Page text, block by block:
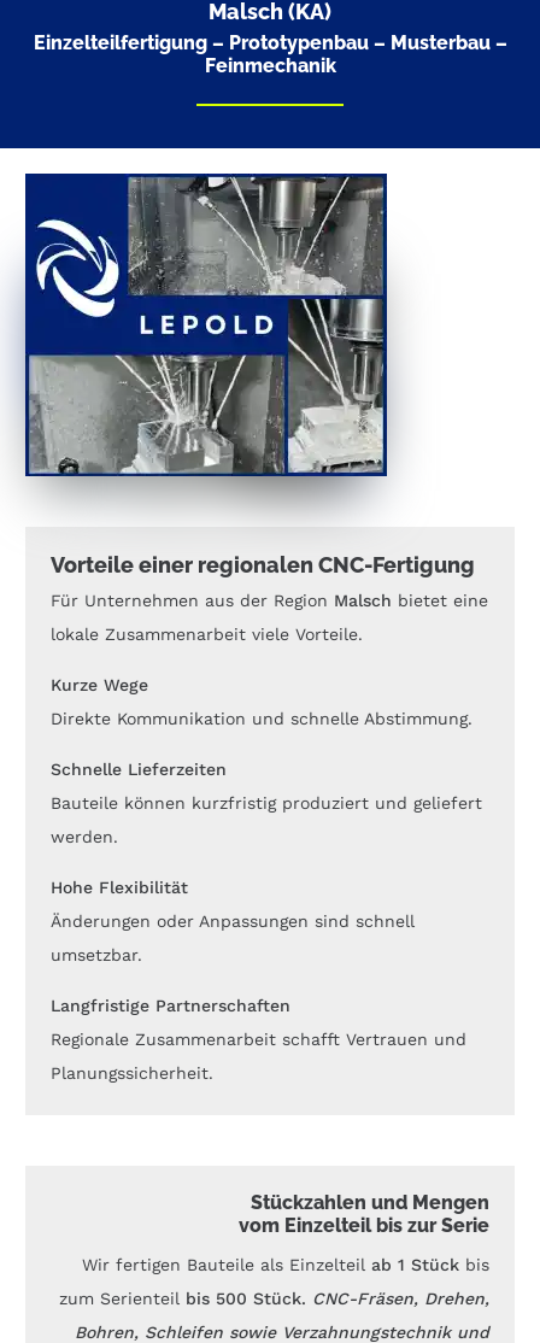
Malsch (KA)
Einzelteilfertigung – Prototypenbau – Musterbau –
Feinmechanik
Vorteile einer regionalen CNC-Fertigung
Für Unternehmen aus der Region Malsch bietet eine
lokale Zusammenarbeit viele Vorteile.
Kurze Wege
Direkte Kommunikation und schnelle Abstimmung.
Schnelle Lieferzeiten
Bauteile können kurzfristig produziert und geliefert
werden.
Hohe Flexibilität
Änderungen oder Anpassungen sind schnell
umsetzbar.
Langfristige Partnerschaften
Regionale Zusammenarbeit schafft Vertrauen und
Planungssicherheit.
Stückzahlen und Mengen
vom Einzelteil bis zur Serie
Wir fertigen Bauteile als Einzelteil ab 1 Stück bis
zum Serienteil bis 500 Stück. CNC-Fräsen, Drehen,
Bohren, Schleifen sowie Verzahnungstechnik und